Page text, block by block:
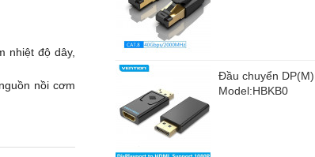
nhiệt độ dây,
nồi cơm
Đầu chuyển
Model:HBKB0